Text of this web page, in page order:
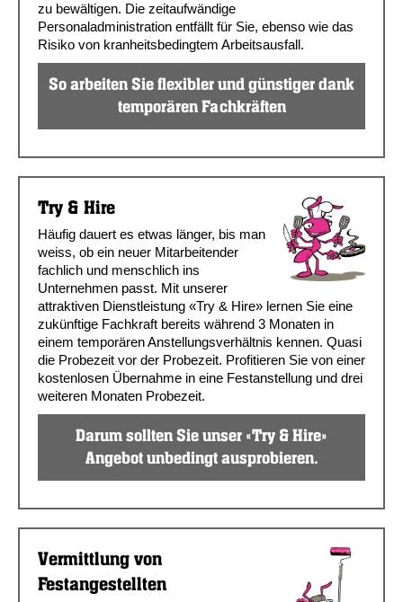
zu bewältigen. Die zeitaufwändige
Personaladministration entfällt für Sie, ebenso wie das
Risiko von kranheitsbedingtem Arbeitsausfall.
So arbeiten Sie flexibler und günstiger dank
temporären Fachkräften
Try & Hire
Häufig dauert es etwas länger, bis man
weiss, ob ein neuer Mitarbeitender
fachlich und menschlich ins
Unternehmen passt. Mit unserer
attraktiven Dienstleistung «Try & Hire» lernen Sie eine
zukünftige Fachkraft bereits während 3 Monaten in
einem temporären Anstellungsverhältnis kennen. Quasi
die Probezeit vor der Probezeit. Profitieren Sie von einer
kostenlosen Übernahme in eine Festanstellung und drei
weiteren Monaten Probezeit.
Darum sollten Sie unser «Try & Hire»
Angebot unbedingt ausprobieren.
Vermittlung von
Festangestellten